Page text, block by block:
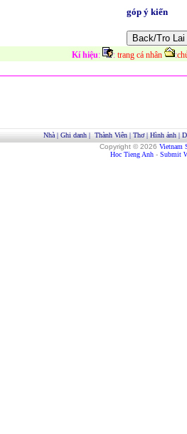
góp ý kiến
Kí hiệu: : trang cá nhân :
Nhà| Ghi danh| Thành Viên| Thơ| Hình ảnh|
Copyright © 2026 Vietnam
Hoc Tieng Anh - Submit